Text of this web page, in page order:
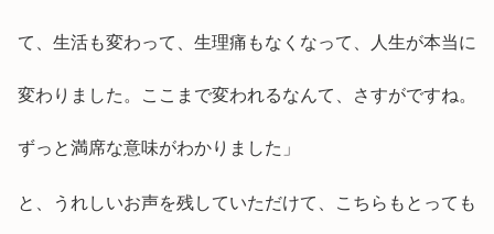
て、生活も変わって、生理痛もなくなって、人生が本当に
変わりました。ここまで変われるなんて、さすがですね。
ずっと満席な意味がわかりました」
と、うれしいお声を残していただけて、こちらもとっても